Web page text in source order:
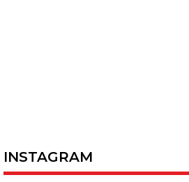
INSTAGRAM